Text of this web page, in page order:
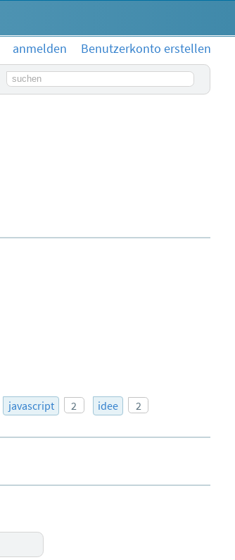
anmelden
Benutzerkonto erstellen
Suchbegriff
javascript 2 idee 2